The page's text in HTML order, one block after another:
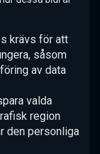
krävs för att
såsom
av data
valda
region
den personliga